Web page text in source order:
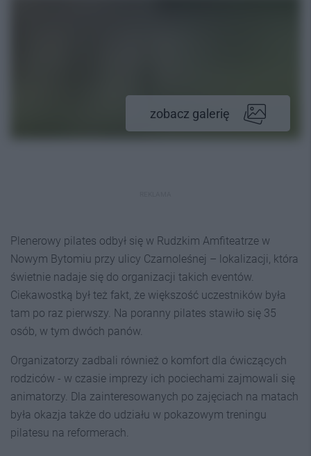
zobacz galerię
Plenerowy pilates odbył się w Rudzkim Amfiteatrze w
Nowym Bytomiu przy ulicy Czarnoleśnej – lokalizacji, która
świetnie nadaje się do organizacji takich eventów.
Ciekawostką był też fakt, że większość uczestników była
tam po raz pierwszy. Na poranny pilates stawiło się 35
osób, w tym dwóch panów.
Organizatorzy zadbali również o komfort dla ćwiczących
rodziców - w czasie imprezy ich pociechami zajmowali się
animatorzy. Dla zainteresowanych po zajęciach na matach
była okazja także do udziału w pokazowym treningu
pilatesu na reformerach.